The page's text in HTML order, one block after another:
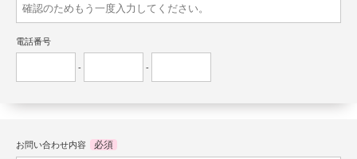
電話番号
- -
お問い合わせ内容 必須